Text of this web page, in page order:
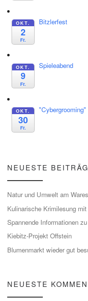
OKT.
2
Fr.
Bitzlerfest
OKT.
9
Fr.
Spieleabend
OKT.
30
Fr.
NEUESTE
Natur und Umwelt am
Kulinarische Krimilesung
Spannende Informationen
Kiebitz-Projekt Offstein
Blumenmarkt wieder gut
NEUESTE